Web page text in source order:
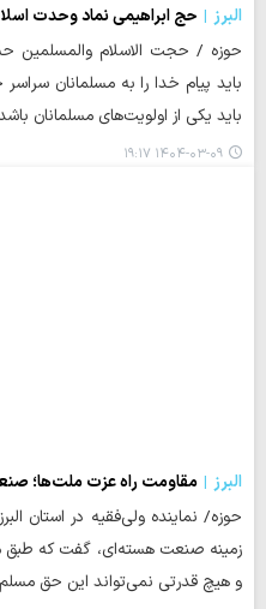
البرز
حج ابراهیمی نماد وحدت
حوزه / حجت الاسلام والمسلمین
باید پیام خدا را به مسلمانان
باید یکی از اولویت‌های مسلمانان
۱۴۰۴-۰۳-۰۹ ۱۹:۱۷
البرز
مقاومت راه عزت ملت‌ها؛
حوزه/ نماینده ولی‌فقیه در استان
و هیچ قدرتی نمی‌تواند این حق مسلم